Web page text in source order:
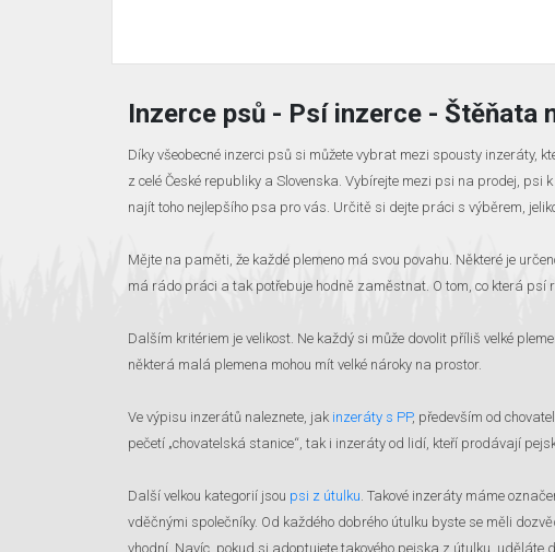
Inzerce psů - Psí inzerce - Štěňata
Díky všeobecné inzerci psů si můžete vybrat mezi spousty inzeráty,
z celé České republiky a Slovenska. Vybírejte mezi psi na prodej,
najít toho nejlepšího psa pro vás. Určitě si dejte práci s výběrem,
Mějte na paměti, že každé plemeno má svou povahu. Některé je
má rádo práci a tak potřebuje hodně zaměstnat. O tom, co která psí
Dalším kritériem je velikost. Ne každý si může dovolit příliš velké
některá malá plemena mohou mít velké nároky na prostor.
Ve výpisu inzerátů naleznete, jak inzeráty s PP, především od
pečetí „chovatelská stanice“, tak i inzeráty od lidí, kteří prodávají
Další velkou kategorií jsou psi z útulku. Takové inzeráty máme
vděčnými společníky. Od každého dobrého útulku byste se měli
vhodní. Navíc, pokud si adoptujete takového pejska z útulku, uděláte